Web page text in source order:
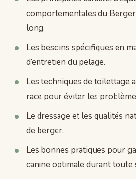
comportementales du
long.
Les besoins spécifiques en
d’entretien du pelage.
Les techniques de toilettage
race pour éviter les
Le dressage et les qualités
de berger.
Les bonnes pratiques pour
canine optimale durant toute